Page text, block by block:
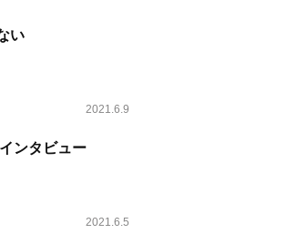
い
2021.6.9
ンタビュー
2021.6.5